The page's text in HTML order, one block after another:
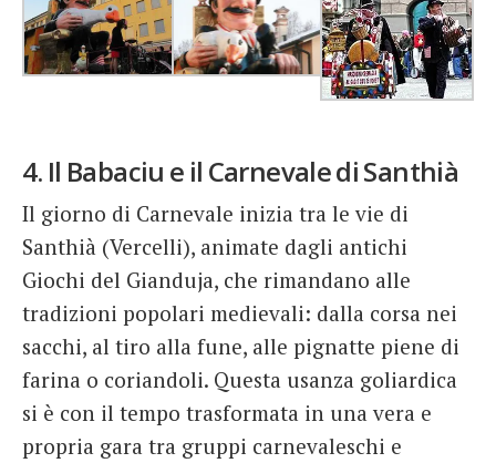
4. Il Babaciu e il Carnevale di Santhià
Il giorno di Carnevale inizia tra le vie di
Santhià (Vercelli), animate dagli antichi
Giochi del Gianduja, che rimandano alle
tradizioni popolari medievali: dalla corsa nei
sacchi, al tiro alla fune, alle pignatte piene di
farina o coriandoli. Questa usanza goliardica
si è con il tempo trasformata in una vera e
propria gara tra gruppi carnevaleschi e